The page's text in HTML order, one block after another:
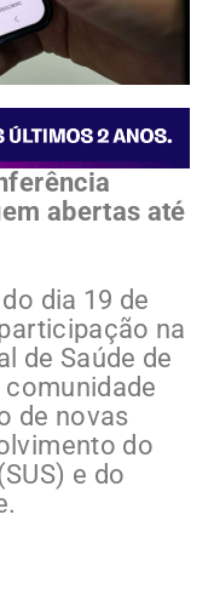
abertas até
dia 19 de
na
de Saúde de
de novas
do
e do